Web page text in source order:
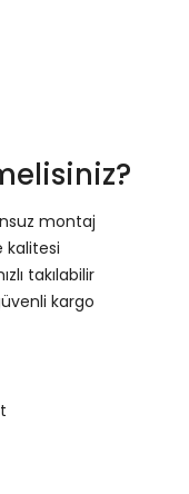
montaj
kalitesi
takılabilir
kargo